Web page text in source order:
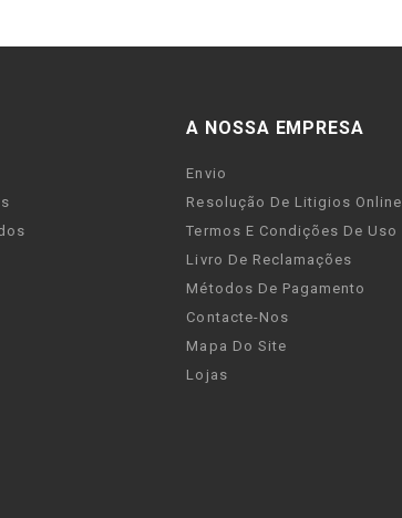
A NOSSA EMPRESA
Envio
Resolução De Litigios Online
Termos E Condições De Uso
Livro De Reclamações
Métodos De Pagamento
Contacte-Nos
Mapa Do Site
Lojas